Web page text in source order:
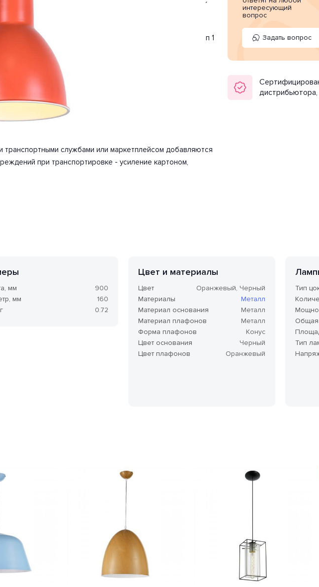
освещения 3.3 м2.
Цоколь E27. Вид ламп: накаливания. Количество ламп 1
60 Вт. Напряжение 220-240 Вольт.
гарантия на товар 2 года.
Детали, необходимые для сборки товара.
транспортными службами или маркетплейсом добавляются
при транспортировке - усиление картоном,
интересующий
вопрос
Задать вопрос
дистрибьютора,
мм
900
мм
160
0.72
Цвет и материалы
Цвет
Оранжевый, Черный
Материалы
Металл
Материал основания
Металл
Материал плафонов
Металл
Форма плафонов
Конус
Цвет основания
Черный
Цвет плафонов
Оранжевый
Тип
Общая
Тип